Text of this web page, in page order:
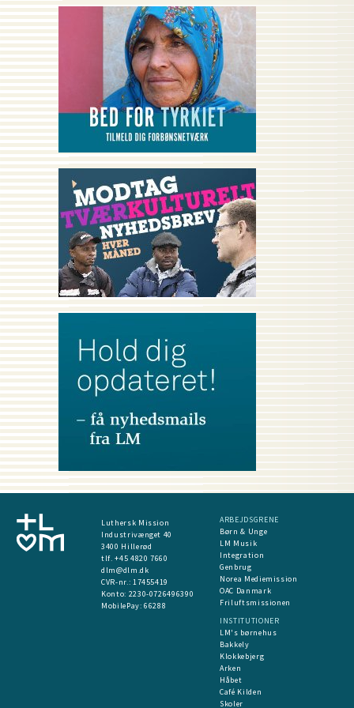
Luthersk Mission
Industrivænget 40
3400 Hillerød
tlf. +45 4820 7660
dlm@dlm.dk
CVR-nr.: 17455419
​Konto: 2230-0726496390
MobilePay:66288
ARBEJDSGRENE
Børn & Unge
LM Musik
Integration
Genbrug
Norea Mediemission
OAC Danmark
Friluftsmissionen
INSTITUTIONER
LM's børnehus
Bakkely
Klokkebjerg
Arken
Håbet
Café Kilden
Skoler